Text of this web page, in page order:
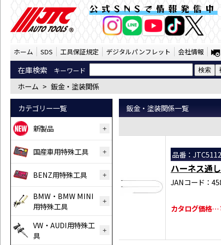
鈑金・塗装関係 （SST） | JTC
公式SNSで情報発信中
ホーム SDS 工具保証規定 デジタルパンフレット 会社情報
在庫検索 キーワード
ホーム > 鈑金・塗装関係
カテゴリー一覧
新製品
国産車用特殊工具
BENZ用特殊工具
BMW・BMW MINI
用特殊工具
VW・AUDI用特殊工
具
鈑金・塗装関係一覧
品番：JTC5112
ハーネス通し
JANコード：
カタログ価格…
AI商品コンシェルジ
オンライン